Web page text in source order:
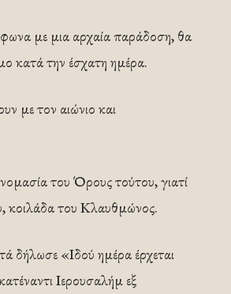
με μια αρχαία παράδοση, θα
κατά την έσχατη ημέρα.
με τον αιώνιο και
του Όρους τούτου, γιατί
κοιλάδα του Κλαυθμώνος.
δήλωσε «Ιδού ημέρα έρχεται
Ιερουσαλήμ εξ